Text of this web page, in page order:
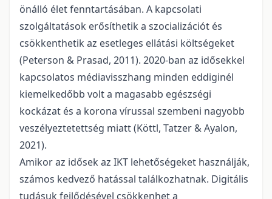
önálló élet fenntartásában. A kapcsolati
szolgáltatások erősíthetik a szocializációt és
csökkenthetik az esetleges ellátási költségeket
(Peterson & Prasad, 2011). 2020-ban az idősekkel
kapcsolatos médiavisszhang minden eddiginél
kiemelkedőbb volt a magasabb egészségi
kockázat és a korona vírussal szembeni nagyobb
veszélyeztetettség miatt (Köttl, Tatzer & Ayalon,
2021).
Amikor az idősek az IKT lehetőségeket használják,
számos kedvező hatással találkozhatnak. Digitális
tudásuk fejlődésével csökkenhet a